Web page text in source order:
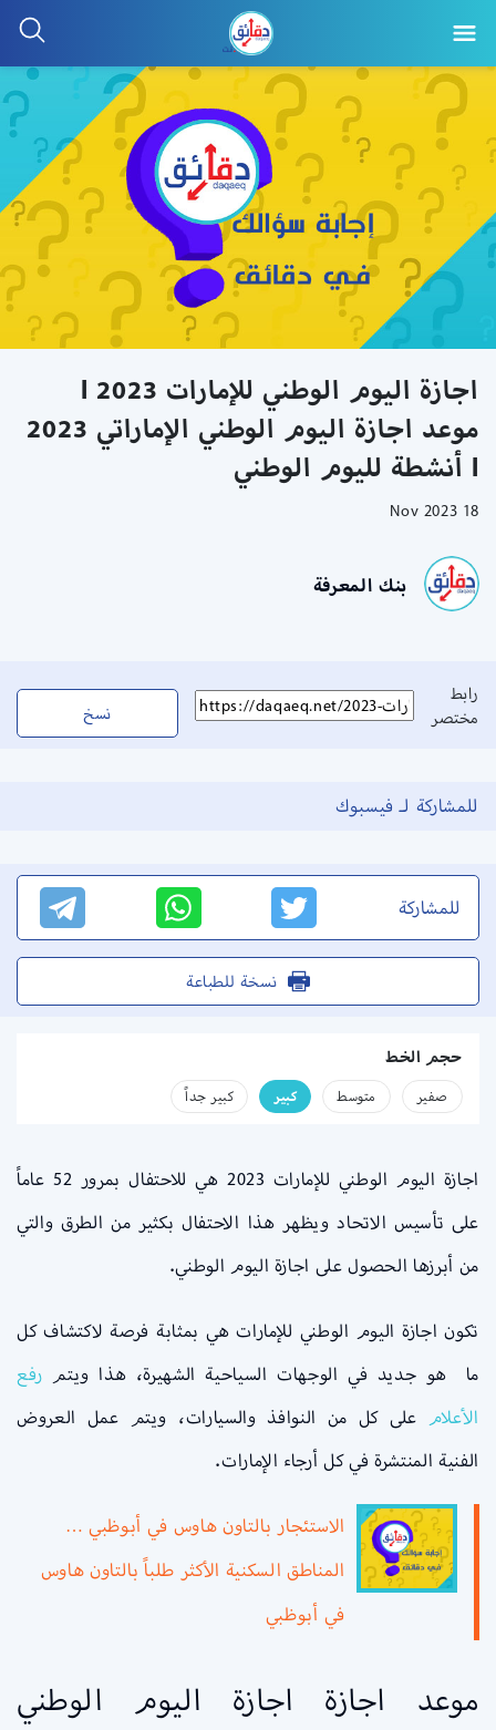
اجازة اليوم الوطني للإمارات 2023 l
موعد اجازة اليوم الوطني الإماراتي 2023
l أنشطة لليوم الوطني
18 Nov 2023
بنك المعرفة
رابط
مختصر
نسخ
للمشاركة لـ فيسبوك
للمشاركة
نسخة للطباعة
حجم الخط
صفير متوسط كبير كبير جداً
اجازة اليوم الوطني للإمارات 2023 هي للاحتفال بمرور 52 عاماً
على تأسيس الاتحاد ويظهر هذا الاحتفال بكثير من الطرق والتي
من أبرزها الحصول على اجازة اليوم الوطني.
تكون اجازة اليوم الوطني للإمارات هي بمثابة فرصة لاكتشاف كل
ما هو جديد في الوجهات السياحية الشهيرة، هذا ويتم رفع
الأعلام على كل من النوافذ والسيارات، ويتم عمل العروض
الفنية المنتشرة في كل أرجاء الإمارات.
الاستئجار بالتاون هاوس في أبوظبي …
المناطق السكنية الأكثر طلباً بالتاون هاوس
في أبوظبي
موعد اجازة اجازة اليوم الوطني